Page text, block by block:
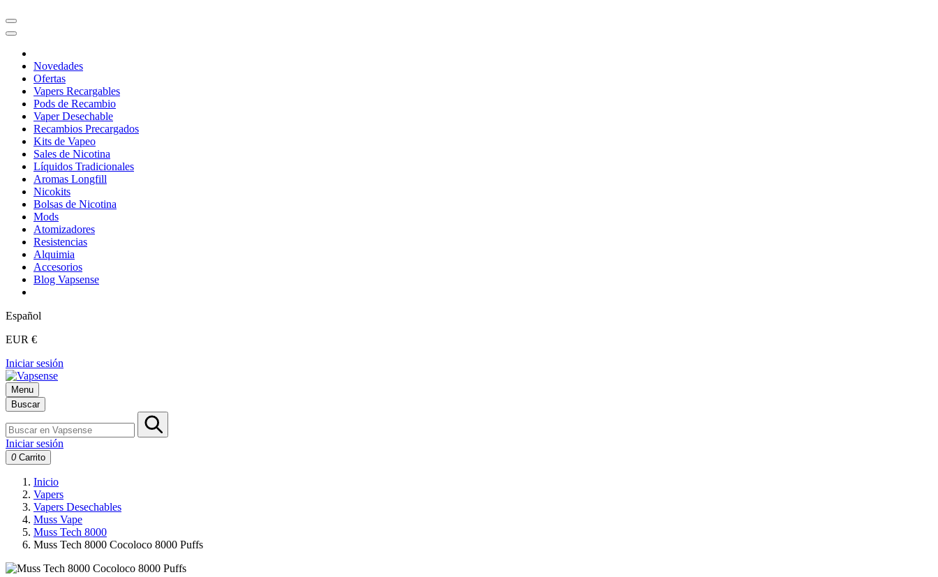
Novedades
Ofertas
Vapers Recargables
Pods de Recambio
Vaper Desechable
Recambios Precargados
Kits de Vapeo
Sales de Nicotina
Líquidos Tradicionales
Aromas Longfill
Nicokits
Bolsas de Nicotina
Mods
Atomizadores
Resistencias
Alquimia
Accesorios
Blog Vapsense
Español
EUR €
Iniciar sesión
Menu
Buscar
Iniciar sesión
0 Carrito
Inicio
Vapers
Vapers Desechables
Muss Vape
Muss Tech 8000
Muss Tech 8000 Cocoloco 8000 Puffs